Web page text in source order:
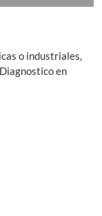
o industriales,
en